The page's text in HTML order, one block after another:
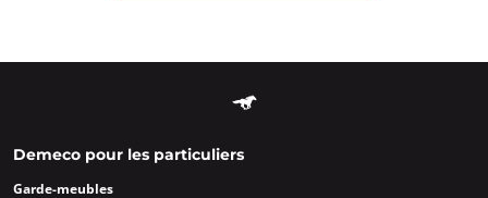
Demeco pour les particuliers
Garde-meubles